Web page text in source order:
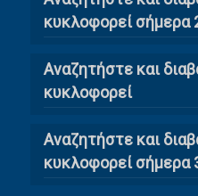
κυκλοφορεί σήμερα
Αναζητήστε και
κυκλοφορεί
Αναζητήστε και
κυκλοφορεί σήμερα